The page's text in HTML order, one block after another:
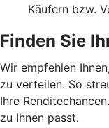
Käufern bzw.
Finden Sie
Wir empfehlen
zu verteilen. So
Ihre
zu Ihnen passt.